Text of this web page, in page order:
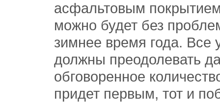
асфальтовым
можно будет без
зимнее время года. Все
должны преодолевать
обговоренное
придет первым, тот и